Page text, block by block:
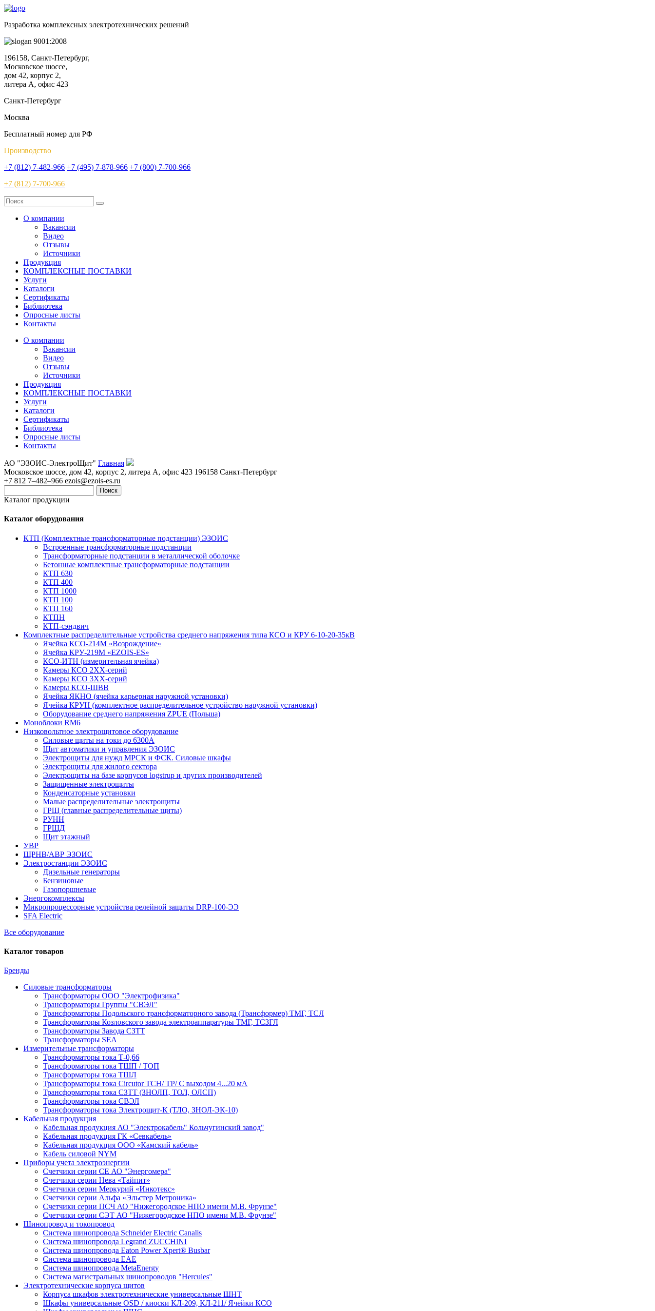
Разработка комплексных электротехнических решений
9001:2008
196158, Санкт-Петербург,
Московское шоссе,
дом 42, корпус 2,
литера А, офис 423
Санкт-Петербург
Москва
Бесплатный номер для РФ
Производство
+7 (812) 7-482-966 +7 (495) 7-878-966 +7 (800) 7-700-966
+7 (812) 7-700-966
О компании
Вакансии
Видео
Отзывы
Источники
Продукция
КОМПЛЕКСНЫЕ ПОСТАВКИ
Услуги
Каталоги
Сертификаты
Библиотека
Опросные листы
Контакты
О компании
Вакансии
Видео
Отзывы
Источники
Продукция
КОМПЛЕКСНЫЕ ПОСТАВКИ
Услуги
Каталоги
Сертификаты
Библиотека
Опросные листы
Контакты
АО "ЭЗОИС-ЭлектроЩит" Главная
Московское шоссе, дом 42, корпус 2, литера А, офис 423 196158 Санкт-Петербург
+7 812 7–482–966 ezois@ezois-es.ru
Поиск
Каталог продукции
Каталог оборудования
КТП (Комплектные трансформаторные подстанции) ЭЗОИС
Встроенные трансформаторные подстанции
Трансформаторные подстанции в металлической оболочке
Бетонные комплектные трансформаторные подстанции
КТП 630
КТП 400
КТП 1000
КТП 100
КТП 160
КТПН
КТП-сэндвич
Комплектные распределительные устройства среднего напряжения типа КСО и КРУ 6-10-20-35кВ
Ячейка КСО-214М «Возрождение»
Ячейка КРУ-219М «EZOIS-ES»
КСО-ИТН (измерительная ячейка)
Камеры КСО 2ХХ-серий
Камеры КСО 3ХХ-серий
Камеры КСО-ШВВ
Ячейка ЯКНО (ячейка карьерная наружной установки)
Ячейка КРУН (комплектное распределительное устройство наружной установки)
Оборудование среднего напряжения ZPUE (Польша)
Моноблоки RM6
Низковольтное электрощитовое оборудование
Силовые щиты на токи до 6300А
Щит автоматики и управления ЭЗОИС
Электрощиты для нужд МРСК и ФСК. Силовые шкафы
Электрощиты для жилого сектора
Электрощиты на базе корпусов logstrup и других производителей
Защищенные электрощиты
Конденсаторные установки
Малые распределительные электрощиты
ГРЩ (главные распределительные щиты)
РУНН
ГРЩД
Щит этажный
УВР
ЩРНВ/АВР ЭЗОИС
Электростанции ЭЗОИС
Дизельные генераторы
Бензиновые
Газопоршневые
Энергокомплексы
Микропроцессорные устройства релейной защиты DRP-100-ЭЭ
SFA Electric
Все оборудование
Каталог товаров
Бренды
Силовые трансформаторы
Трансформаторы ООО "Электрофизика"
Трансформаторы Группы "СВЭЛ"
Трансформаторы Подольского трансформаторного завода (Трансформер) ТМГ, ТСЛ
Трансформаторы Козловского завода электроаппаратуры ТМГ, ТСЗГЛ
Трансформаторы Завода СЗТТ
Трансформаторы SEA
Измерительные трансформаторы
Трансформаторы тока Т-0,66
Трансформаторы тока ТШП / ТОП
Трансформаторы тока ТШЛ
Трансформаторы тока Circutor TCH/ TP/ С выходом 4...20 мА
Трансформаторы тока СЗТТ (ЗНОЛП, ТОЛ, ОЛСП)
Трансформаторы тока СВЭЛ
Трансформаторы тока Электрощит-К (ТЛО, ЗНОЛ-ЭК-10)
Кабельная продукция
Кабельная продукция АО "Электрокабель" Кольчугинский завод"
Кабельная продукция ГК «Севкабель»
Кабельная продукция ООО «Камский кабель»
Кабель силовой NYM
Приборы учета электроэнергии
Счетчики серии СЕ АО "Энергомера"
Счетчики серии Нева «Тайпит»
Счетчики серии Меркурий «Инкотекс»
Счетчики серии Альфа «Эльстер Метроника»
Счетчики серии ПСЧ АО "Нижегородское НПО имени М.В. Фрунзе"
Счетчики серии СЭТ АО "Нижегородское НПО имени М.В. Фрунзе"
Шинопровод и токопровод
Система шинопровода Schneider Electric Canalis
Система шинопровода Legrand ZUCCHINI
Система шинопровода Eaton Power Xpert® Busbar
Система шинопровода EAE
Система шинопровода MetaEnergy
Система магистральных шинопроводов "Hercules"
Электротехнические корпуса щитов
Корпуса шкафов электротехнические универсальные ШНТ
Шкафы универсальные OSD / киоски КЛ-209, КЛ-211/ Ячейки КСО